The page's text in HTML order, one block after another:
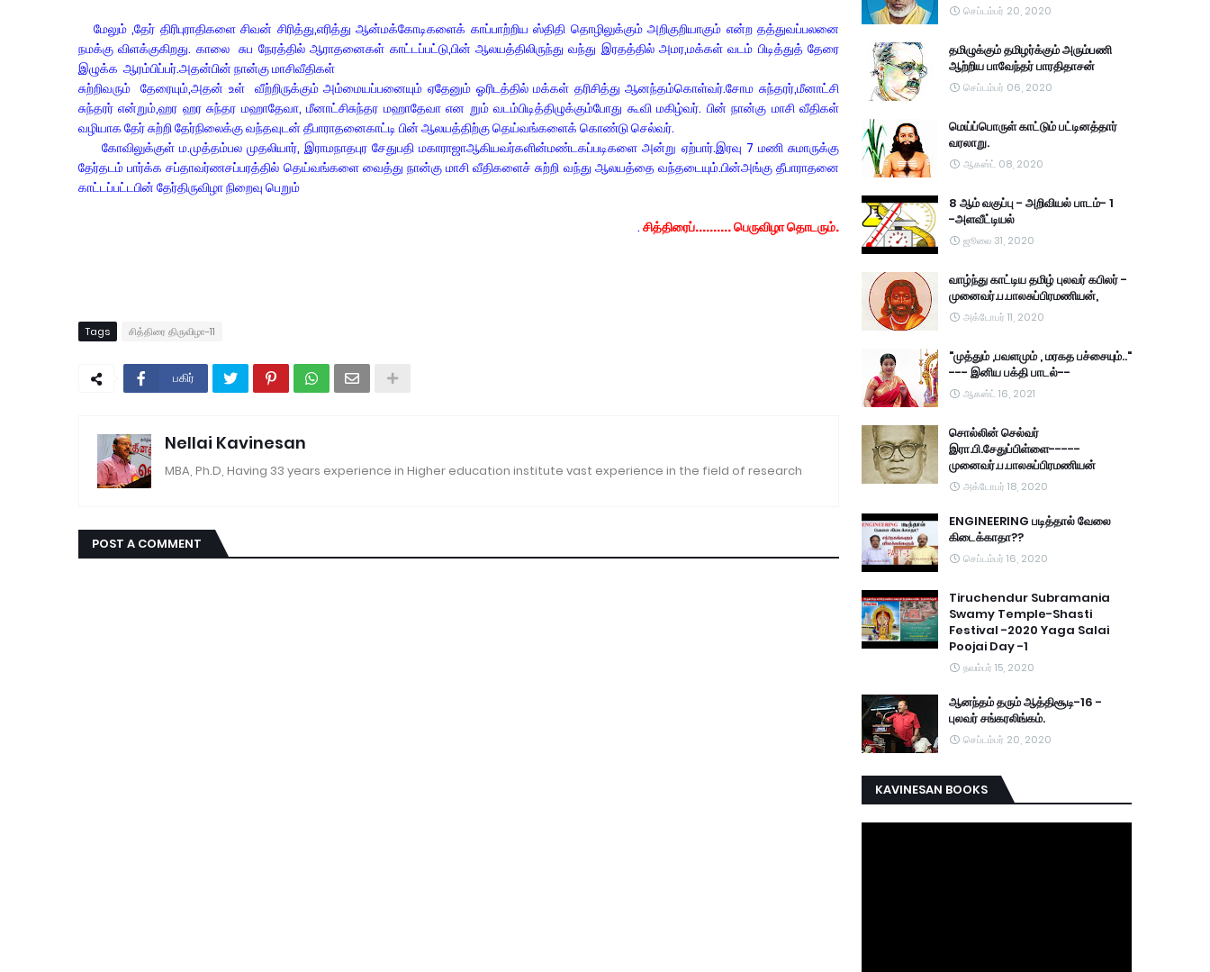
மேலும் ,தேர் திரிபுராதிகளை சிவன் சிரித்து,எரித்து ஆன்மக்கோடிகளைக் காப்பாற்றிய ஸ்திதி தொழிலுக்கும் அறிகுறியாகும் என்ற தத்துவப்பலனை
நமக்கு விளக்குகிறது. காலை சுப நேரத்தில் ஆராதனைகள் காட்டப்பட்டு,பின் ஆலயத்திலிருந்து வந்து இரதத்தில் அமர,மக்கள் வடம் பிடித்துத் தேரை
இழுக்க ஆரம்பிப்பர்.அதன்பின் நான்கு மாசிவீதிகள்
சுற்றிவரும் தேரையும்,அதன் உள் வீற்றிருக்கும் அம்மையப்பனையும் ஏதேனும் ஓரிடத்தில் மக்கள் தரிசித்து ஆனந்தம்கொள்வர்.சோம சுந்தரர்,மீனாட்சி
சுந்தரர் என்றும்,ஹர ஹர சுந்தர மஹாதேவா, மீனாட்சிசுந்தர மஹாதேவா என றும் வடம்பிடித்திழுக்கும்போது கூவி மகிழ்வர். பின் நான்கு மாசி வீதிகள்
வழியாக தேர் சுற்றி தேர்நிலைக்கு வந்தவுடன் தீபாராதனைகாட்டி பின் ஆலயத்திற்கு தெய்வங்களைக் கொண்டு செல்வர்.
கோவிலுக்குள் ம.முத்தம்பல முதலியார், இராமநாதபுர சேதுபதி மகாராஜாஆகியவர்களின்மண்டகப்படிகளை அன்று ஏற்பார்.இரவு 7 மணி சுமாருக்கு
தேர்தடம் பார்க்கசப்தாவர்ணசப்பரத்தில் தெய்வங்களை வைத்து நான்கு மாசி வீதிகளைச் சுற்றி வந்து ஆலயத்தை வந்தடையும்.பின்அங்கு தீபாராதனை
காட்டப்பட்டபின் தேர்திருவிழா நிறைவு பெறும்
. சித்திரைப்.......... பெருவிழா தொடரும்.
Tags சித்திரை திருவிழா-11
பகிர்
Nellai Kavinesan
MBA, Ph.D, Having 33 years experience in Higher education institute vast experience in the field of research
POST A COMMENT
செப்டம்பர் 20, 2020
தமிழுக்கும் தமிழர்க்கும் அரும்பணி
ஆற்றிய பாவேந்தர் பாரதிதாசன்
செப்டம்பர் 06, 2020
மெய்ப்பொருள் காட்டும் பட்டினத்தார்
வரலாறு.
ஆகஸ்ட் 08, 2020
8 ஆம் வகுப்பு - அறிவியல் பாடம்- 1
-அளவீட்டியல்
ஜூலை 31, 2020
வாழ்ந்து காட்டிய தமிழ் புலவர் கபிலர் -
முனைவர்.ப.பாலசுப்பிரமணியன்,
அக்டோபர் 11, 2020
"முத்தும் ,பவளமும் , மரகத பச்சையும்.."
--- இனிய பக்தி பாடல்--
ஆகஸ்ட் 16, 2021
சொல்லின் செல்வர்
இரா.பி.சேதுப்பிள்ளை-----
முனைவர்.ப.பாலசுப்பிரமணியன்
அக்டோபர் 18, 2020
ENGINEERING படித்தால் வேலை
கிடைக்காதா??
செப்டம்பர் 16, 2020
Tiruchendur Subramania
Swamy Temple-Shasti
Festival -2020 Yaga Salai
Poojai Day -1
நவம்பர் 15, 2020
ஆனந்தம் தரும் ஆத்திசூடி-16 -
புலவர் சங்கரலிங்கம்.
செப்டம்பர் 20, 2020
KAVINESAN BOOKS